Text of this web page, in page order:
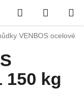
Hledat
KOŠÍK
VENBOS ocelové
150 kg